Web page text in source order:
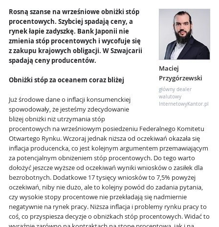
Maciej
Przygórzewski
główny dealer
walutowy
InternetowyKantor.pl
Rosną szanse na wrześniowe obniżki stóp
procentowych. Szybciej spadają ceny, a
rynek łapie zadyszkę. Bank Japonii nie
zmienia stóp procentowych i wycofuje się
z zakupu krajowych obligacji. W Szwajcarii
spadają ceny producentów.
Obniżki stóp za oceanem coraz bliżej
Już środowe dane o inflacji konsumenckiej
spowodowały, że jesteśmy zdecydowanie
bliżej obniżki niż utrzymania stóp
procentowych na wrześniowym posiedzeniu Federalnego Komitetu
Otwartego Rynku. Wczoraj jednak niższa od oczekiwań okazała się
inflacja producencka, co jest kolejnym argumentem przemawiającym
za potencjalnym obniżeniem stóp procentowych. Do tego warto
dołożyć jeszcze wyższe od oczekiwań wyniki wniosków o zasiłek dla
bezrobotnych. Dodatkowe 17 tysięcy wniosków to 7,5% powyżej
oczekiwań, niby nie dużo, ale to kolejny powód do zadania pytania,
czy wysokie stopy procentowe nie przekładają się nadmiernie
negatywnie na rynek pracy. Niższa inflacja i problemy rynku pracy to
coś, co przyspiesza decyzje o obniżkach stóp procentowych. Widać to